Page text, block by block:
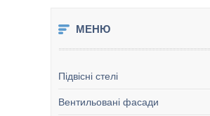
Підвісні стелі
Вентильовані фасади